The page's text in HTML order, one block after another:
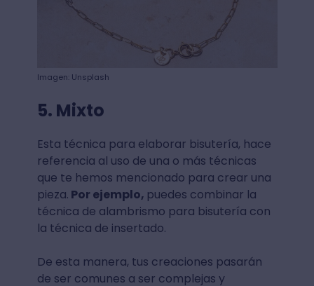
Imagen: Unsplash
5. Mixto
Esta técnica para elaborar bisutería, hace
referencia al uso de una o más técnicas
que te hemos mencionado para crear una
pieza. Por ejemplo, puedes combinar la
técnica de alambrismo para bisutería con
la técnica de insertado.
De esta manera, tus creaciones pasarán
de ser comunes a ser complejas y